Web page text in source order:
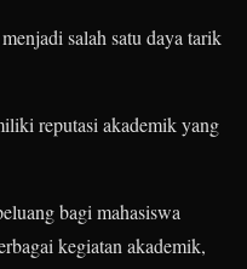
salah satu daya tarik
reputasi akademik yang
bagi mahasiswa
kegiatan akademik,